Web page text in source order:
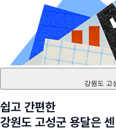
강원도 고
쉽고 간편한
강원도 고성군 용달은